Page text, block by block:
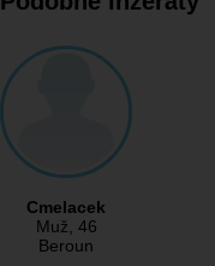
Cmelacek
Muž, 46
Beroun